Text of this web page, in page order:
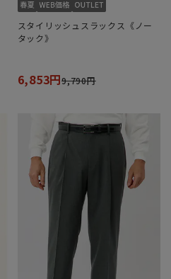
スタイリッシュスラックス《ノー
タック》
6,853円9,790円